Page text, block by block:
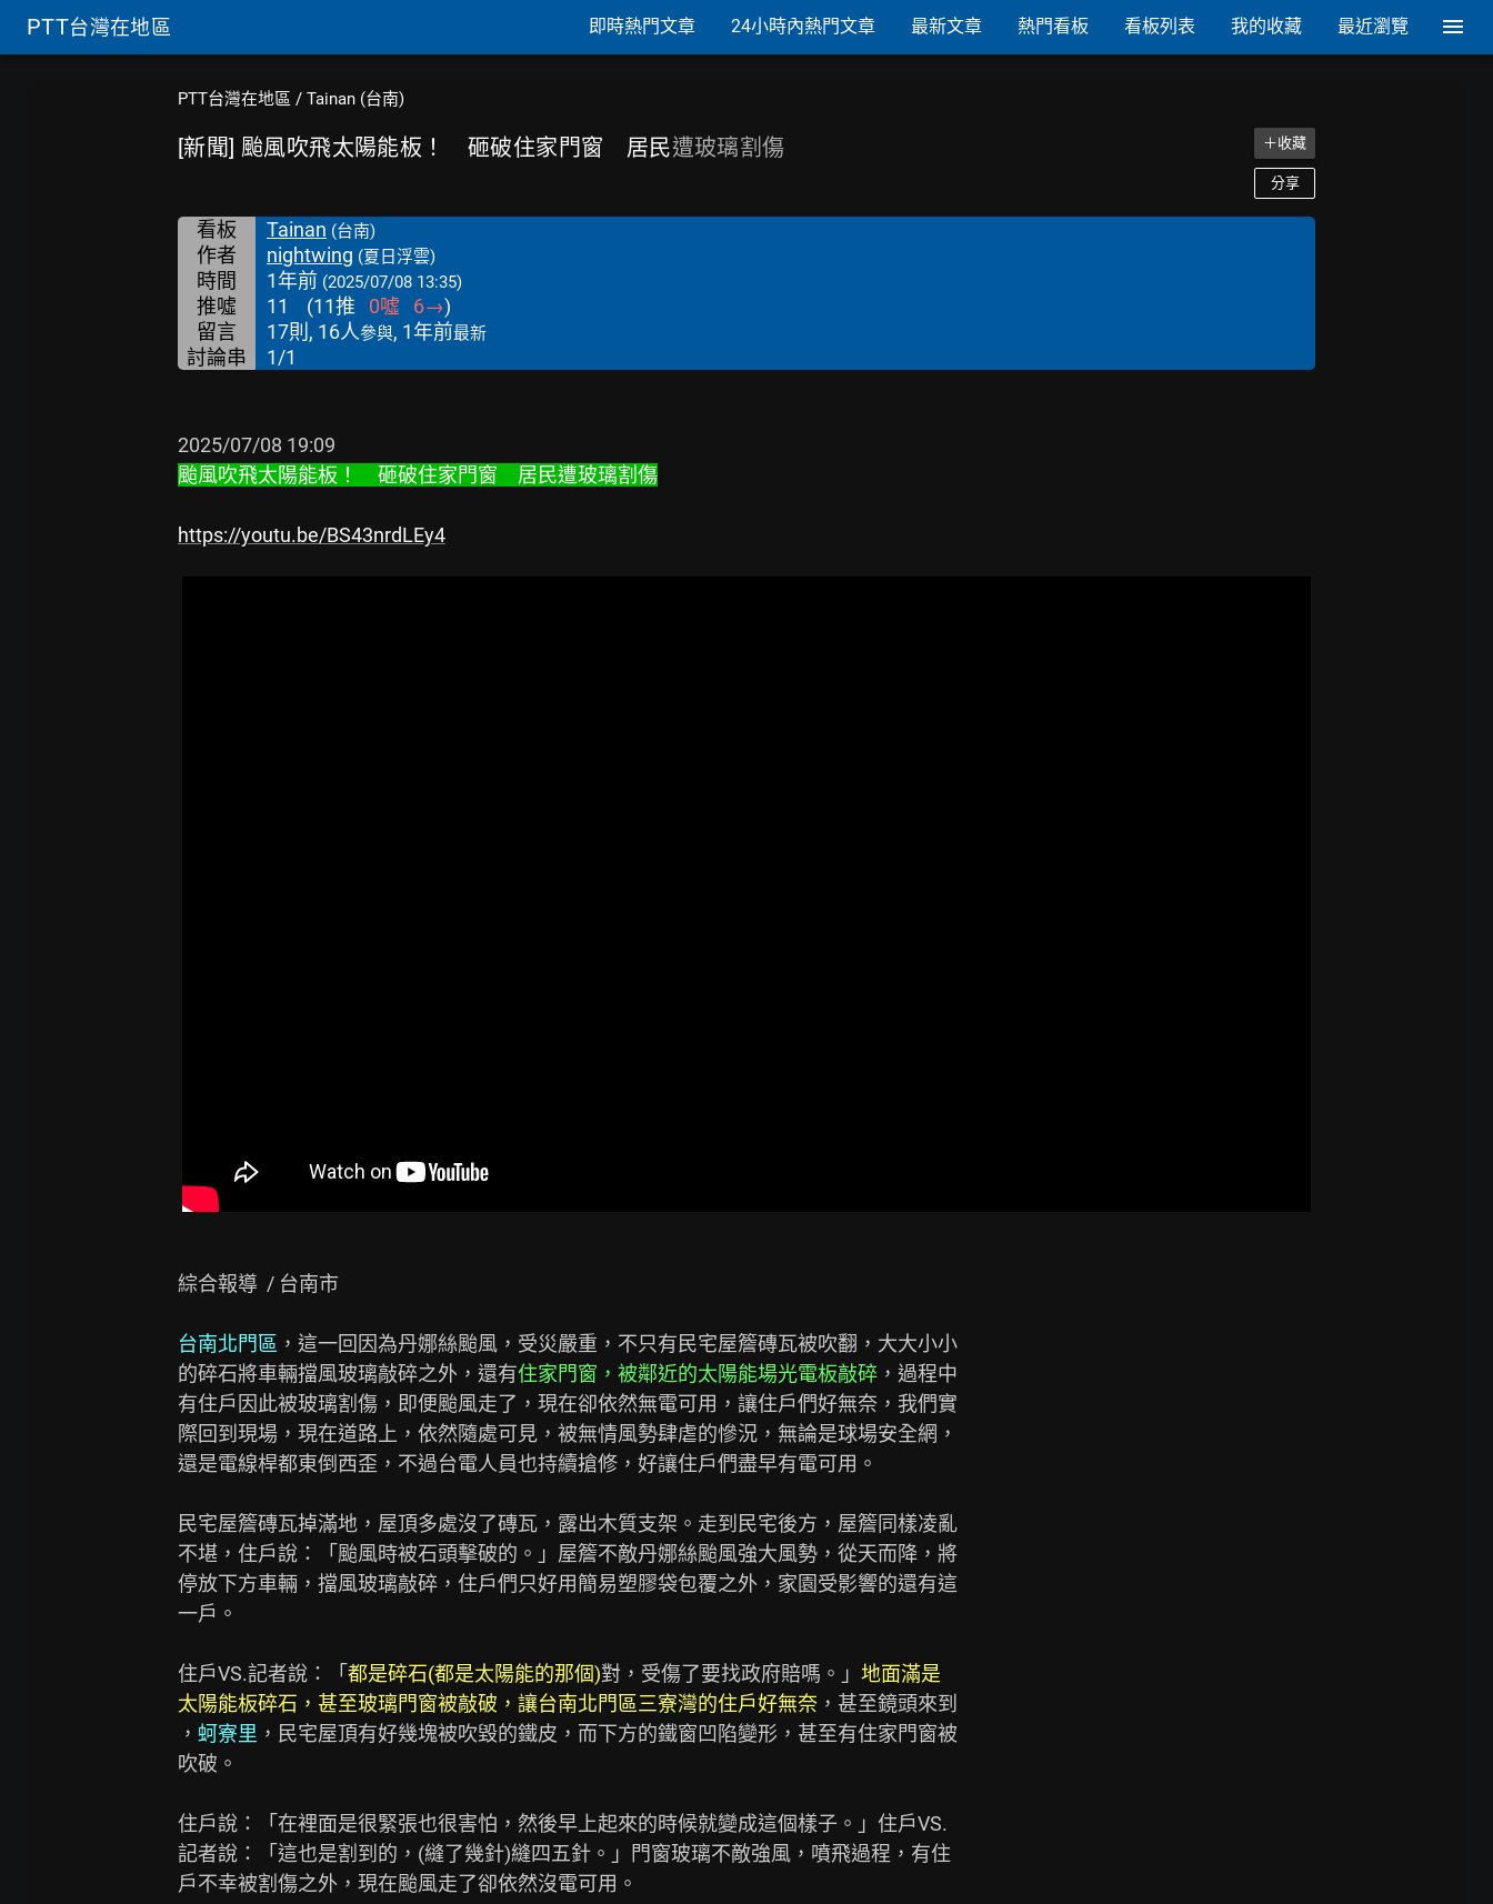
PTT台灣在地區 即時熱門文章 24小時內熱門文章 最新文章 熱門看板 看板列表 我的收藏 最近瀏覽
PTT台灣在地區 / Tainan (台南)
[新聞] 颱風吹飛太陽能板！ 砸破住家門窗 居民遭玻璃割傷 ＋收藏
分享
看板 Tainan (台南)
作者 nightwing (夏日浮雲)
時間 1年前 (2025/07/08 13:35)
推噓 11 (11推 0噓 6→)
留言
17則, 16人參與, 1年前最新
討論串 1/1
颱風吹飛太陽能板！　砸破住家門窗　居民遭玻璃割傷
https://youtu.be/BS43nrdLEy4
綜合報導  / 台南市
台南北門區 ，這一回因為丹娜絲颱風，受災嚴重，不只有民宅屋簷磚瓦被吹翻，大大小小
的碎石將車輛擋風玻璃敲碎之外，還有住家門窗，被鄰近的太陽能場光電板敲碎 ，過程中
有住戶因此被玻璃割傷，即便颱風走了，現在卻依然無電可用，讓住戶們好無奈，我們實
際回到現場，現在道路上，依然隨處可見，被無情風勢肆虐的慘況，無論是球場安全網，
還是電線桿都東倒西歪，不過台電人員也持續搶修，好讓住戶們盡早有電可用。
民宅屋簷磚瓦掉滿地，屋頂多處沒了磚瓦，露出木質支架。走到民宅後方，屋簷同樣凌亂
不堪，住戶說：「颱風時被石頭擊破的。」屋簷不敵丹娜絲颱風強大風勢，從天而降，將
停放下方車輛，擋風玻璃敲碎，住戶們只好用簡易塑膠袋包覆之外，家園受影響的還有這
一戶。
住戶VS.記者說：「都是碎石(都是太陽能的那個)對，受傷了要找政府賠嗎。」 地面滿是
太陽能板碎石，甚至玻璃門窗被敲破，讓台南北門區三寮灣的住戶好無奈 ，甚至鏡頭來到
， 蚵寮里 ，民宅屋頂有好幾塊被吹毀的鐵皮，而下方的鐵窗凹陷變形，甚至有住家門窗被
吹破。
住戶說：「在裡面是很緊張也很害怕，然後早上起來的時候就變成這個樣子。」住戶VS.
記者說：「這也是割到的，(縫了幾針)縫四五針。」門窗玻璃不敵強風，噴飛過程，有住
戶不幸被割傷之外，現在颱風走了卻依然沒電可用。